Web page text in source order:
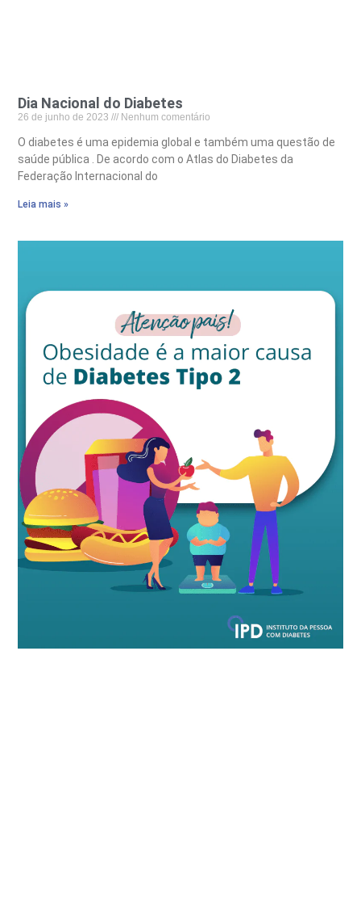
Dia Nacional do Diabetes
26 de junho de 2023 Nenhum comentário
O diabetes é uma epidemia global e também uma questão de
saúde pública . De acordo com o Atlas do Diabetes da
Federação Internacional do
Leia mais »